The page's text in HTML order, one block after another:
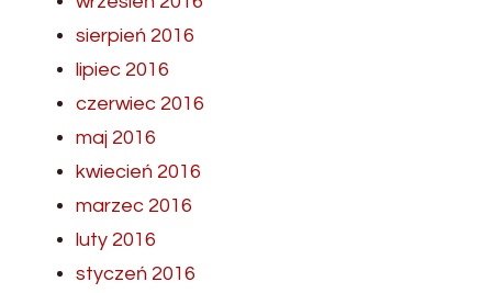
sierpień 2016
lipiec 2016
czerwiec 2016
maj 2016
kwiecień 2016
marzec 2016
luty 2016
styczeń 2016